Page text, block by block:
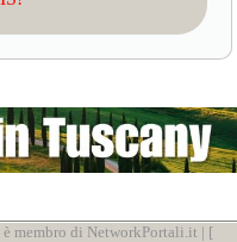
è membro di NetworkPortali.it | [